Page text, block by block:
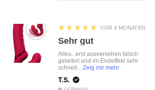
VOR 4 MONATEN
5
★★★★★
Sehr gut
Alles...erst ausversehen falsch
geliefert und im Endeffekt sehr
schnell....Zeig mir mehr
T.S.